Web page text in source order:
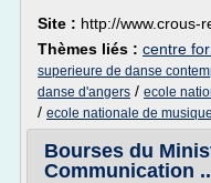
Site : http://www.crous-
Thèmes liés : centre
superieure de danse
danse d'angers / ecole
/ ecole nationale de
Bourses du
Communication